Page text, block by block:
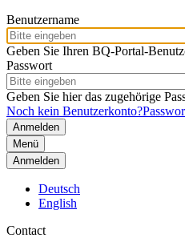
Benutzername
Geben Sie Ihren BQ-Portal-
Passwort
Geben Sie hier das zugehörige
Noch kein Benutzerkonto?
Menü
Anmelden
Deutsch
English
Contact